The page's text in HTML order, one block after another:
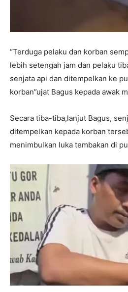
“Terduga pelaku dan korban
lebih setengah jam dan pelaku
senjata api dan ditempelkan ke
korban”ujat Bagus kepada awak
Secara tiba-tiba,lanjut Bagus,
ditempelkan kepada korban
menimbulkan luka tembakan di